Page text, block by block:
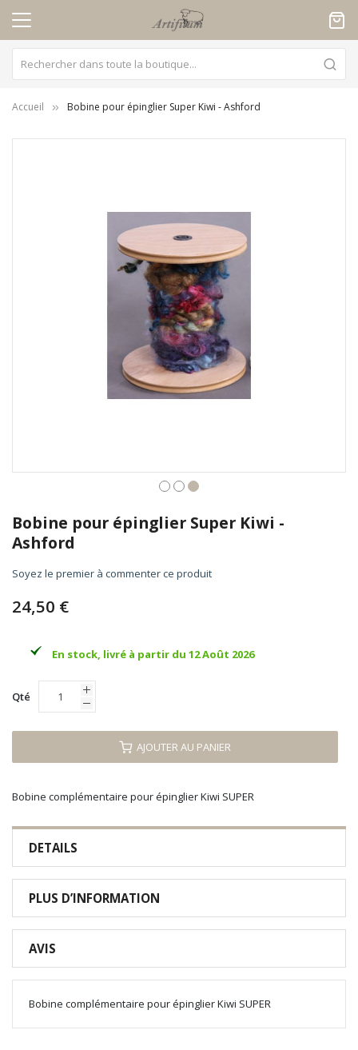
Accueil Bobine pour épinglier Super Kiwi - Ashford
to
the
beginning
the
gallery
Bobine pour épinglier Super Kiwi -
Ashford
Soyez le premier à commenter ce produit
24,50 €
En stock, livré à partir du 12 Août 2026
Qté
AJOUTER AU PANIER
Bobine complémentaire pour épinglier Kiwi SUPER
DETAILS
PLUS D’INFORMATION
AVIS
Bobine complémentaire pour épinglier Kiwi SUPER